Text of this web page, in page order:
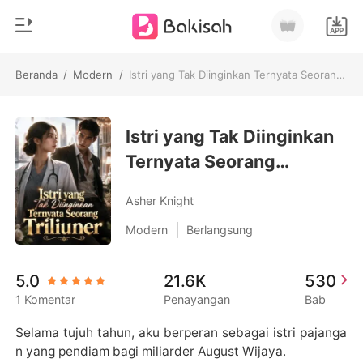
Beranda / Modern / Istri yang Tak Diinginkan Ternyata Seorang Triliuner
0
Pengisian Ulang
Riwayat Membaca
Keluar
Unduh Aplikasi
Genre
Modern
Romantis
Cerita pendek
Likantrof
Istri yang Tak Diinginkan
Ternyata Seorang
Asher Knight
Modern Berlangsung
5.0
1 Komentar
21.6K
Penayangan
530
Bab
Selama tujuh tahun, aku berperan sebagai istri pajanga
n yang pendiam bagi miliarder August Wijaya.